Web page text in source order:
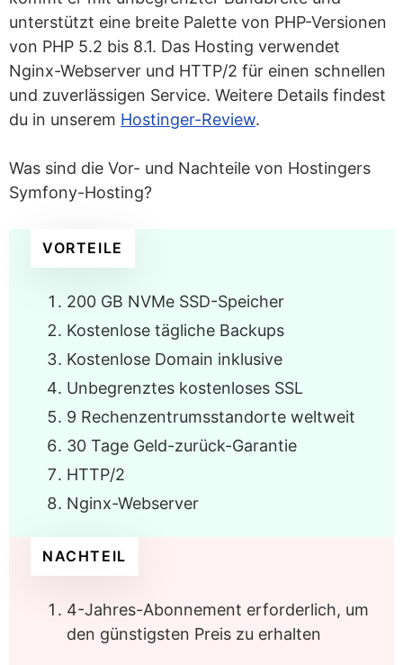
Wie viel kostet Symfony-Hosting?
Gibt es kostenloses Symfony-
Hosting?
Wie kann ich mein Symfony-Hosting
optimieren?
Wie kann ich die Leistung
Symfony-Hosting und Laravel-Hosting?
unterstützt eine breite Palette von PHP-Versionen
von PHP 5.2 bis 8.1. Das Hosting verwendet
Nginx-Webserver und HTTP/2 für einen schnellen
und zuverlässigen Service. Weitere Details findest
du in unserem Hostinger-Review.
Was sind die Vor- und Nachteile von Hostingers
Symfony-Hosting?
VORTEILE
200 GB NVMe SSD-Speicher
Kostenlose tägliche Backups
Kostenlose Domain inklusive
Unbegrenztes kostenloses SSL
9 Rechenzentrumsstandorte weltweit
30 Tage Geld-zurück-Garantie
HTTP/2
Nginx-Webserver
NACHTEIL
4-Jahres-Abonnement erforderlich, um
den günstigsten Preis zu erhalten